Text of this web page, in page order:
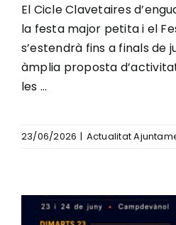
El Cicle Clavetaires
la festa major petita i el
s’estendrà fins a finals de
àmplia proposta
les ...
23/06/2026 | Actualitat